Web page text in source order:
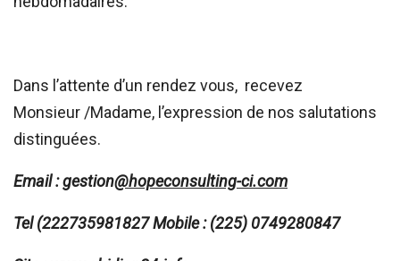
Dans l’attente d’un rendez vous, recevez
Monsieur /Madame, l’expression de nos salutations
distinguées.
Email : gestion@hopeconsulting-ci.com
Tel (222735981827 Mobile : (225) 0749280847